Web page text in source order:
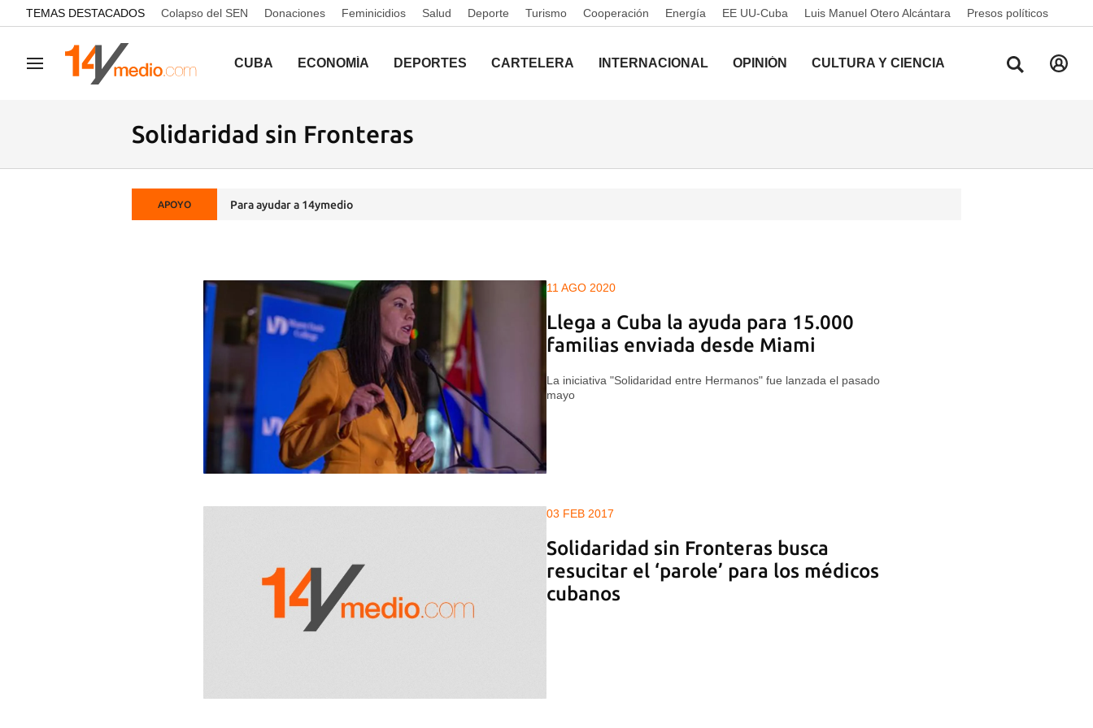
common.go-to-content
TEMAS DESTACADOS Colapso del SEN Donaciones Feminicidios Salud Deporte Turismo Cooperación Energía EE UU-Cuba Luis Manuel Otero Alcántara Presos políticos
Navegación CUBA ECONOMÍA DEPORTES CARTELERA INTERNACIONAL OPINIÓN CULTURA Y CIENCIA
Solidaridad sin Fronteras
APOYO Para ayudar a 14ymedio
11 AGO 2020
Llega a Cuba la ayuda para 15.000
familias enviada desde Miami
La iniciativa "Solidaridad entre Hermanos" fue lanzada el pasado
mayo
03 FEB 2017
Solidaridad sin Fronteras busca
resucitar el ‘parole’ para los médicos
cubanos